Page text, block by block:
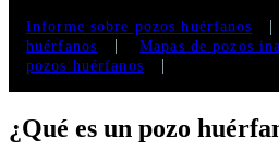
Informe sobre pozos huérfanos |
huérfanos
| Mapas de pozos
pozos huérfanos
|
¿Qué es un pozo